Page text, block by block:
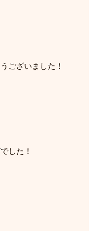
ございました！
した！